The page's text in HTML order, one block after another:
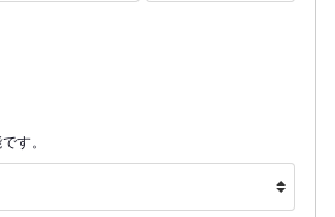
す。